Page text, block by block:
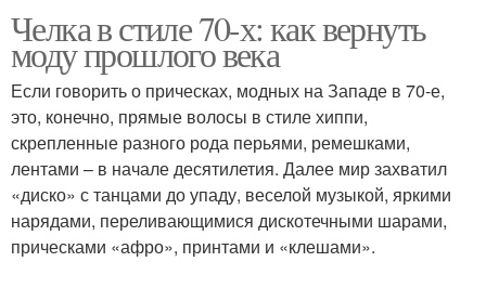
Челка в стиле 70-х: как вернуть
моду прошлого века
Если говорить о прическах, модных на Западе в 70-е,
это, конечно, прямые волосы в стиле хиппи,
скрепленные разного рода перьями, ремешками,
лентами – в начале десятилетия. Далее мир захватил
«диско» с танцами до упаду, веселой музыкой, яркими
нарядами, переливающимися дискотечными шарами,
прическами «афро», принтами и «клешами».